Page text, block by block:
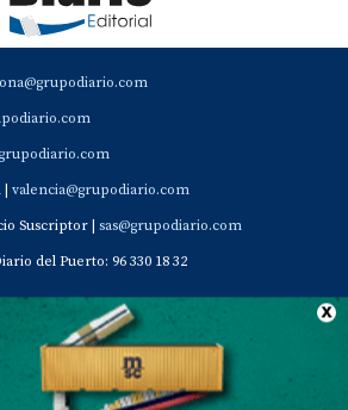
valencia@grupodiario.com
Suscriptor | sas@grupodiario.com
del Puerto: 96 330 18 32
Quiénes somos Política de privacidad